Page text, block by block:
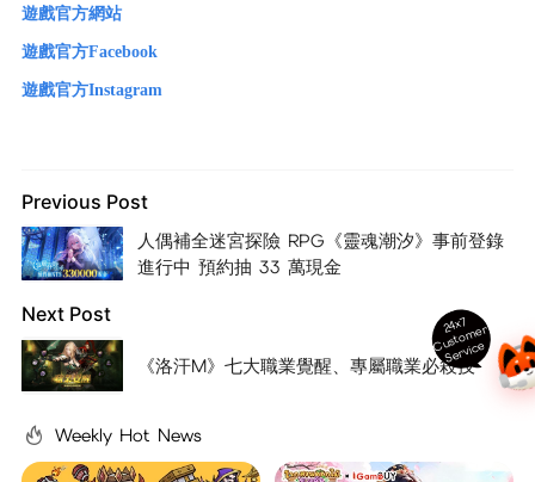
遊戲官方網站
遊戲官方Facebook
遊戲官方Instagram
Previous Post
人偶補全迷宮探險 RPG《靈魂潮汐》事前登錄
進行中 預約抽 33 萬現金
Next Post
《洛汗M》七大職業覺醒、專屬職業必殺技
Weekly Hot News
24x7
C
ust
o
m
er
S
ervi
c
e